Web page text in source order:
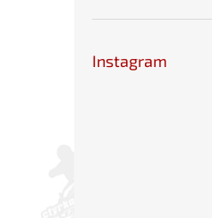
Instagram